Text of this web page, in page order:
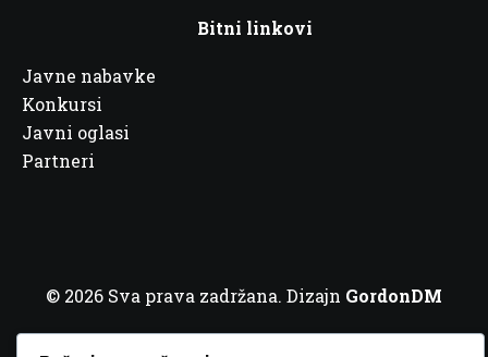
Bitni linkovi
Javne nabavke
Konkursi
Javni oglasi
Partneri
© 2026 Sva prava zadržana. Dizajn GordonDM